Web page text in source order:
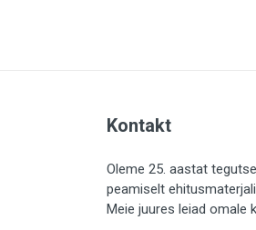
LIISTUD (183)
KIVID (31)
KATTED (132)
Kontakt
Oleme 25. aastat
peamiselt
Meie juures leiad omale